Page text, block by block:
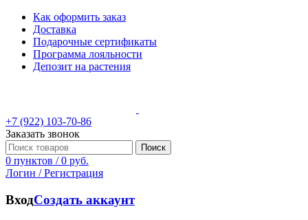
Как оформить заказ
Доставка
Подарочные сертификаты
Программа лояльности
Депозит на растения
+7 (922) 103-70-86
Заказать звонок
Поиск
0 пунктов / 0 руб.
Логин / Регистрация
ВходСоздать аккаунт